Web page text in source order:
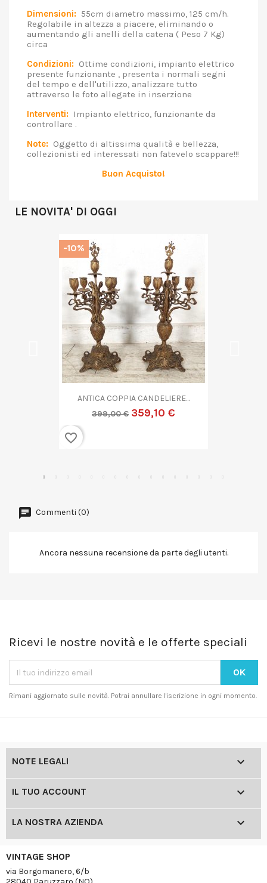
Dimensioni: 55cm diametro massimo, 125 cm/h.
Regolabile in altezza a piacere, eliminando o
aumentando gli anelli della catena ( Peso 7 Kg)
circa
Condizioni: Ottime condizioni, impianto elettrico
presente funzionante , presenta i normali segni
del tempo e dell'utilizzo, analizzare tutto
attraverso le foto allegate in inserzione
Interventi: Impianto elettrico, funzionante da
controllare .
Note: Oggetto di altissima qualità e bellezza,
collezionisti ed interessati non fatevelo scappare!!!
Buon Acquisto!
LE NOVITA' DI OGGI
ANTICA COPPA VETRO...
799,00 € 719,10 €
-10%
Commenti (0)
Ancora nessuna recensione da parte degli utenti.
Ricevi le nostre novità e le offerte speciali
Rimani aggiornato sulle novità. Potrai annullare l'iscrizione in ogni momento.
NOTE LEGALI 
IL TUO ACCOUNT 
LA NOSTRA AZIENDA 
VINTAGE SHOP
via Borgomanero, 6/b